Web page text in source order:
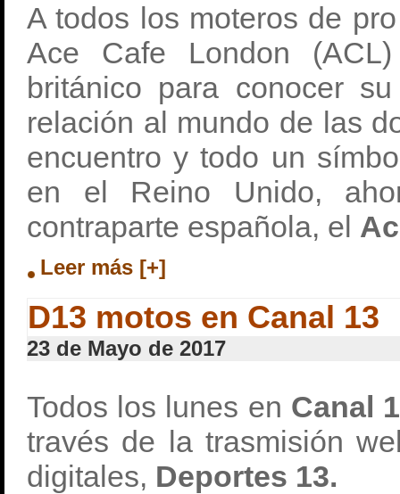
A todos los moteros de
Ace Cafe London
británico para conocer
relación al mundo de las
encuentro y todo un
en el Reino Unido,
contraparte española, el
Leer más [+]
D13 motos en Canal 13
23 de Mayo de 2017
Todos los lunes en Canal
través de la trasmisión
digitales, Deportes 13.